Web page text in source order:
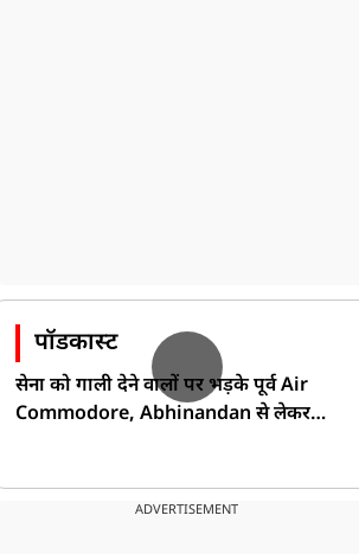
पॉडकास्ट
सेना को गाली देने वालों पर भड़के पूर्व Air
Commodore, Abhinandan से लेकर
ADVERTISEMENT